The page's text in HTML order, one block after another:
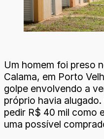
Um homem foi preso
Calama, em Porto
golpe envolvendo a
próprio havia
pedir R$ 40 mil como
uma possível